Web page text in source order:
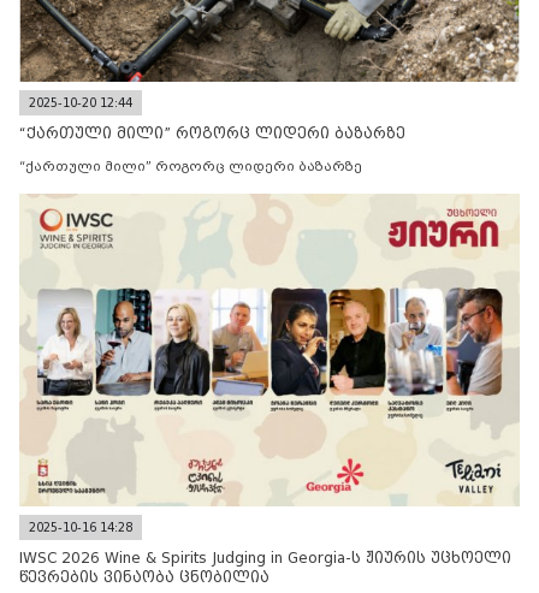
2025-10-20 12:44
“ქართული მილი” როგორც ლიდერი ბაზარზე
“ქართული მილი” როგორც ლიდერი ბაზარზე
2025-10-16 14:28
IWSC 2026 Wine & Spirits Judging in Georgia-ს ჟიურის უცხოელი
წევრების ვინაობა ცნობილია